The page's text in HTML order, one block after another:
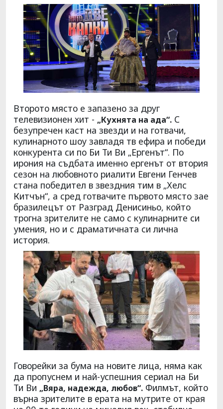
Второто място е запазено за друг
телевизионен хит - „Кухнята на ада“. С
безупречен каст на звезди и на готвачи,
кулинарното шоу завладя тв ефира и победи
конкурента си по Би Ти Ви „Ергенът“. По
ирония на съдбата именно ергенът от втория
сезон на любовното риалити Евгени Генчев
стана победител в звездния тим в „Хелс
Китчън“, а сред готвачите първото място зае
бразилецът от Разград Денисиньо, който
трогна зрителите не само с кулинарните си
умения, но и с драматичната си лична
история.
Говорейки за бума на новите лица, няма как
да пропуснем и най-успешния сериал на Би
Ти Ви „Вяра, надежда, любов“. Филмът, който
върна зрителите в ерата на мутрите от края